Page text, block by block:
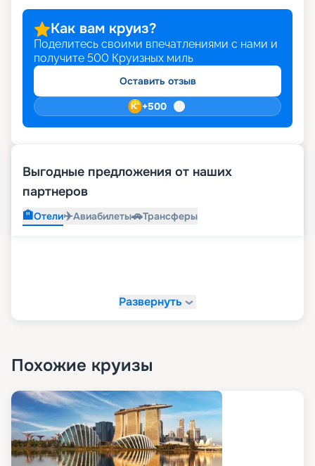
Как вам круиз?
Поделитесь своими впечатлениями с нами и
получите 500 Круизных миль
Оставить отзыв
+500
Выгодные предложения от наших
партнеров
🏨Отели✈️Авиабилеты🚗Трансферы
Развернуть
Похожие круизы